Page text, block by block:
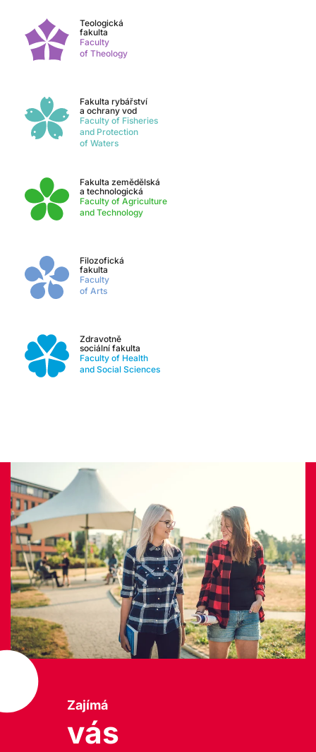
Teologická
fakulta
Faculty
of Theology
Fakulta rybářství
a ochrany vod
Faculty of Fisheries
and Protection
of Waters
Fakulta zemědělská
a technologická
Faculty of Agriculture
and Technology
Filozofická
fakulta
Faculty
of Arts
Zdravotně
sociální fakulta
Faculty of Health
and Social Sciences
Zajímá
vás